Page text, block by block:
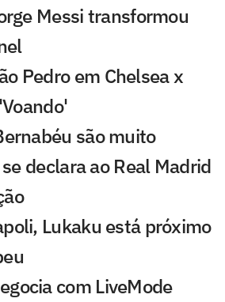
Messi transformou
Pedro em Chelsea x
são muito
declara ao Real Madrid
Lukaku está próximo
com LiveMode